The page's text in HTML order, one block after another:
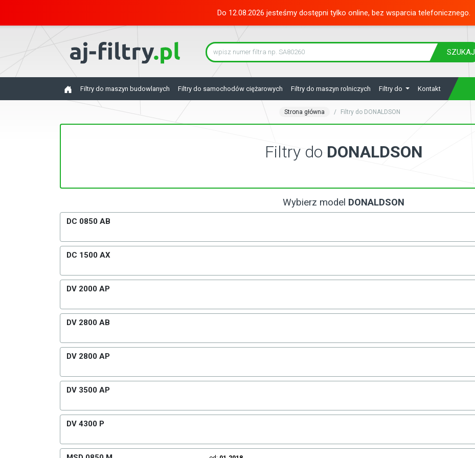
Do 12.08.2026 jesteśmy dostępni tylko online, bez wsparcia telefonicznego.
SZUKAJ
Filtry do maszyn budowlanych Filtry do samochodów ciężarowych Filtry do maszyn rolniczych Filtry do Kontakt
Strona główna Filtry do DONALDSON
Filtry do DONALDSON
Wybierz model DONALDSON
DC 0850 AB
DC 1500 AX
DV 2000 AP
DV 2800 AB
DV 2800 AP
DV 3500 AP
DV 4300 P